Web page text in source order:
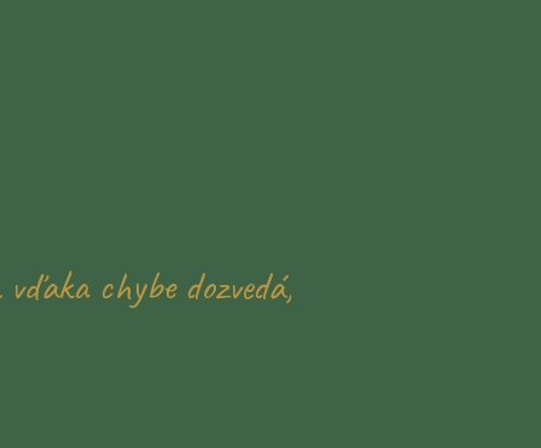
chybe dozvedá,